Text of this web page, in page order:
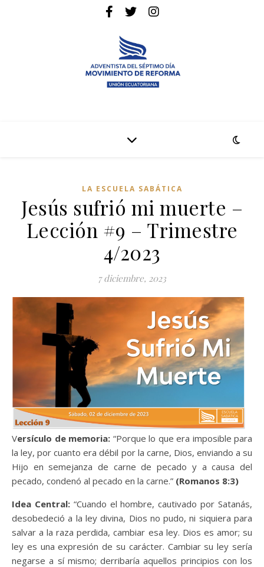
LA ESCUELA SABÁTICA
Jesús sufrió mi muerte –
Lección #9 – Trimestre
4/2023
7 diciembre, 2023
Versículo de memoria: “Porque lo que era imposible para
la ley, por cuanto era débil por la carne, Dios, enviando a su
Hijo en semejanza de carne de pecado y a causa del
pecado, condenó al pecado en la carne.” (Romanos 8:3)
Idea Central: “Cuando el hombre, cautivado por Satanás,
desobedeció a la ley divina, Dios no pudo, ni siquiera para
salvar a la raza perdida, cambiar esa ley. Dios es amor; su
ley es una expresión de su carácter. Cambiar su ley sería
negarse a sí mismo; derribaría aquellos principios con los